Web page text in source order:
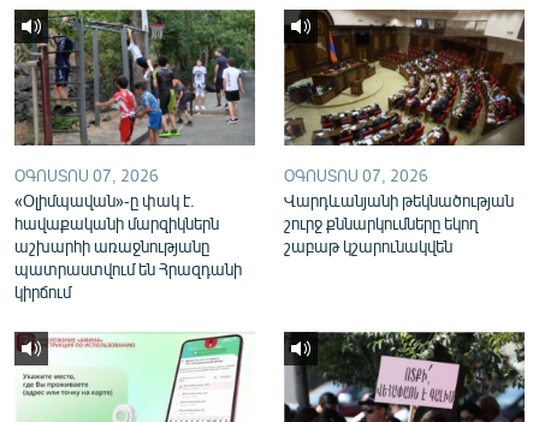
English
Русский
ՀԵՏԵՎԵՔ ՄԵԶ
«Ազատության» բոլոր կայքերը
ՕԳՈՍՏՈՍ 07, 2026
«Օլիմպավան»-ը փակ է.
հավաքականի մարզիկներն
աշխարհի առաջնությանը
պատրաստվում են Հրազդանի
կիրճում
ՕԳՈՍՏՈՍ 07, 2026
Վարդևանյանի թեկնածության
շուրջ քննարկումները եկող
շաբաթ կշարունակվեն